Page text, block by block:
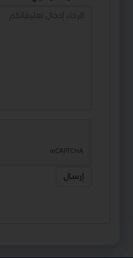
إرسال